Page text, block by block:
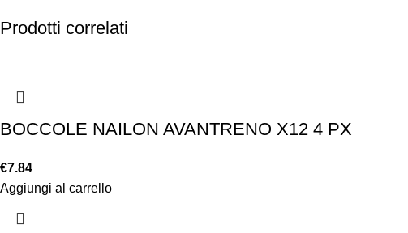
Prodotti correlati
BOCCOLE NAILON AVANTRENO X12 4 PX
€7.84
Aggiungi al carrello